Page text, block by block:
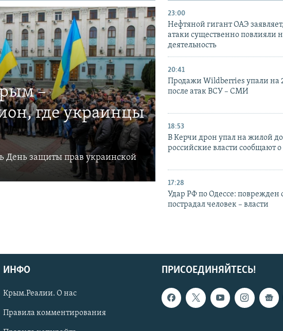
–
где украинцы
День защиты прав украинской
23:00
Нефтяной гигант ОАЭ
атаки существенно повлияли
деятельность
20:41
Продажи Wildberries упали на
после атак ВСУ – СМИ
18:53
В Керчи дрон упал на жилой
российские власти сообщают
17:28
Удар РФ по Одессе: поврежден
пострадал человек – власти
ПРИСОЕДИНЯЙТЕСЬ!
ИНФО
Крым.Реалии. О нас
Правила комментирования